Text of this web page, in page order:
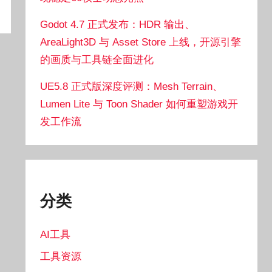
Godot 4.7 正式发布：HDR 输出、
AreaLight3D 与 Asset Store 上线，开源引擎
的画质与工具链全面进化
UE5.8 正式版深度评测：Mesh Terrain、
Lumen Lite 与 Toon Shader 如何重塑游戏开
发工作流
分类
AI工具
工具资源